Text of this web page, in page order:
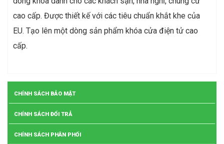
cao cấp. Được thiết kế với các tiêu chuẩn khắt khe của
EU. Tạo lên một dòng sản phẩm khóa cửa điện tử cao
cấp.
CHÍNH SÁCH BẢO MẬT
CHÍNH SÁCH ĐỔI TRẢ
CHÍNH SÁCH PHÂN PHỐI